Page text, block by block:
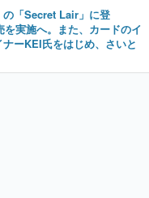
の「Secret Lair」に登
実施へ。また、カードのイ
ーKEI氏をはじめ、さいと